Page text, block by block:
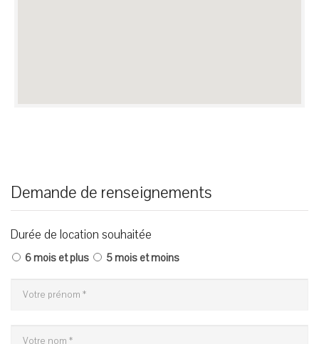
Demande de renseignements
Durée de location souhaitée
6 mois et plus 5 mois et moins